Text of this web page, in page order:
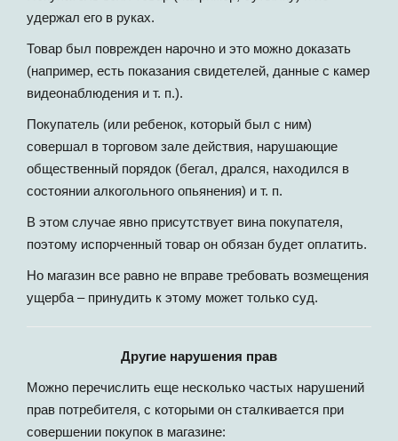
удержал его в руках.
Товар был поврежден нарочно и это можно доказать
(например, есть показания свидетелей, данные с камер
видеонаблюдения и т. п.).
Покупатель (или ребенок, который был с ним)
совершал в торговом зале действия, нарушающие
общественный порядок (бегал, дрался, находился в
состоянии алкогольного опьянения) и т. п.
В этом случае явно присутствует вина покупателя,
поэтому испорченный товар он обязан будет оплатить.
Но магазин все равно не вправе требовать возмещения
ущерба – принудить к этому может только суд.
Другие нарушения прав
Можно перечислить еще несколько частых нарушений
прав потребителя, с которыми он сталкивается при
совершении покупок в магазине: